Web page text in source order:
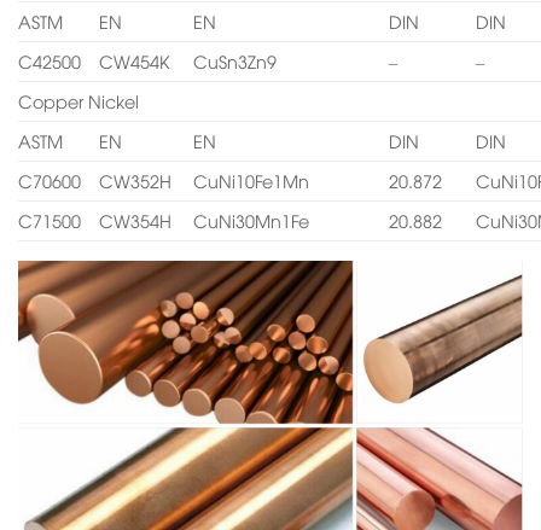
ASTM EN EN DIN
DIN
C42500
CW454K CuSn3Zn9 –
–
Copper Nickel
ASTM
EN EN DIN
DIN
C70600
CW352H CuNi10Fe1Mn 20.872
C71500
CW354H CuNi30Mn1Fe 20.882